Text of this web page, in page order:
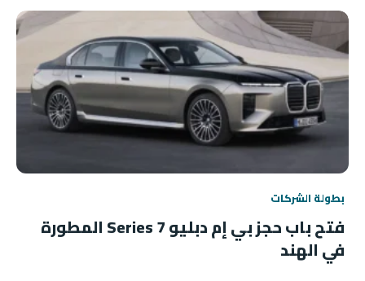
بطولة الشركات
فتح باب حجز بي إم دبليو 7 Series المطورة
في الهند